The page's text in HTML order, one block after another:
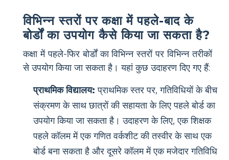
विभिन्न स्तरों पर कक्षा में पहले-बाद के
बोर्डों का उपयोग कैसे किया जा सकता है?
कक्षा में पहले-फिर बोर्डों का विभिन्न स्तरों पर विभिन्न तरीकों
से उपयोग किया जा सकता है। यहां कुछ उदाहरण दिए गए हैं:
प्राथमिक विद्यालय: प्राथमिक स्तर पर, गतिविधियों के बीच
संक्रमण के साथ छात्रों की सहायता के लिए पहले बोर्ड का
उपयोग किया जा सकता है। उदाहरण के लिए, एक शिक्षक
पहले कॉलम में एक गणित वर्कशीट की तस्वीर के साथ एक
बोर्ड बना सकता है और दूसरे कॉलम में एक मजेदार गतिविधि